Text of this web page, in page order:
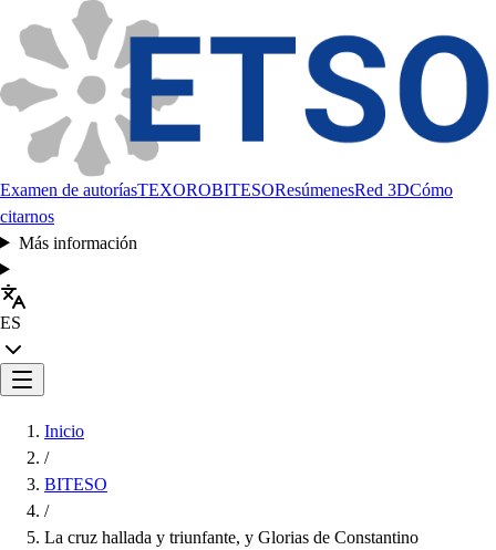
Examen de autoríasTEXOROBITESOResúmenesRed 3DCómo
citarnos
Más información
ES
Inicio
/
BITESO
/
La cruz hallada y triunfante, y Glorias de Constantino